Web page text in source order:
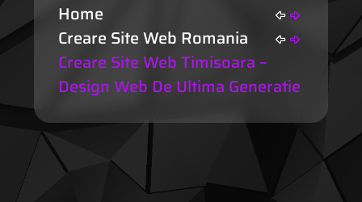
Home
Creare Site Web Romania
Creare Site Web Timisoara –
Design Web De Ultima Generatie